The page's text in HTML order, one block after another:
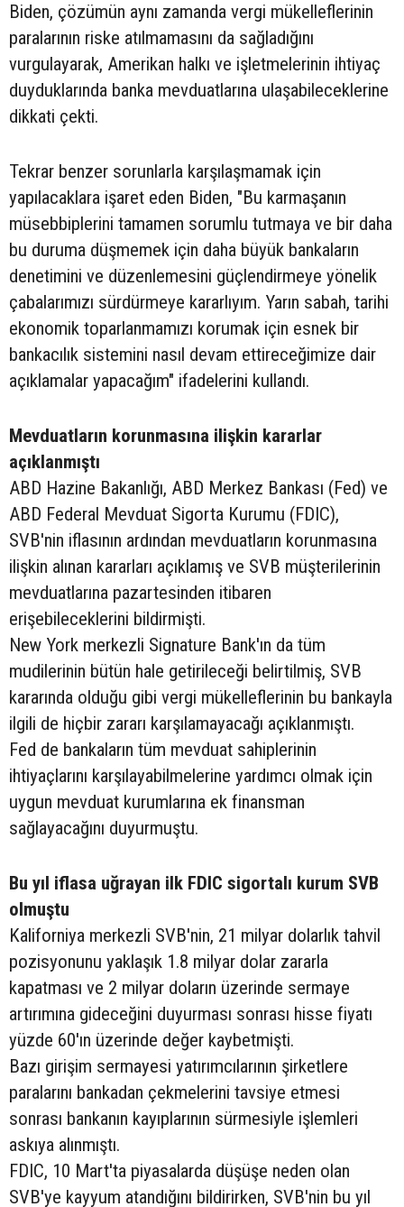
Biden, çözümün aynı zamanda vergi mükelleflerinin
paralarının riske atılmamasını da sağladığını
vurgulayarak, Amerikan halkı ve işletmelerinin ihtiyaç
duyduklarında banka mevduatlarına ulaşabileceklerine
dikkati çekti.
Tekrar benzer sorunlarla karşılaşmamak için
yapılacaklara işaret eden Biden, "Bu karmaşanın
müsebbiplerini tamamen sorumlu tutmaya ve bir daha
bu duruma düşmemek için daha büyük bankaların
denetimini ve düzenlemesini güçlendirmeye yönelik
çabalarımızı sürdürmeye kararlıyım. Yarın sabah, tarihi
ekonomik toparlanmamızı korumak için esnek bir
bankacılık sistemini nasıl devam ettireceğimize dair
açıklamalar yapacağım" ifadelerini kullandı.
Mevduatların korunmasına ilişkin kararlar
açıklanmıştı
ABD Hazine Bakanlığı, ABD Merkez Bankası (Fed) ve
ABD Federal Mevduat Sigorta Kurumu (FDIC),
SVB'nin iflasının ardından mevduatların korunmasına
ilişkin alınan kararları açıklamış ve SVB müşterilerinin
mevduatlarına pazartesinden itibaren
erişebileceklerini bildirmişti.
New York merkezli Signature Bank'ın da tüm
mudilerinin bütün hale getirileceği belirtilmiş, SVB
kararında olduğu gibi vergi mükelleflerinin bu bankayla
ilgili de hiçbir zararı karşılamayacağı açıklanmıştı.
Fed de bankaların tüm mevduat sahiplerinin
ihtiyaçlarını karşılayabilmelerine yardımcı olmak için
uygun mevduat kurumlarına ek finansman
sağlayacağını duyurmuştu.
Bu yıl iflasa uğrayan ilk FDIC sigortalı kurum SVB
olmuştu
Kaliforniya merkezli SVB'nin, 21 milyar dolarlık tahvil
pozisyonunu yaklaşık 1.8 milyar dolar zararla
kapatması ve 2 milyar doların üzerinde sermaye
artırımına gideceğini duyurması sonrası hisse fiyatı
yüzde 60'ın üzerinde değer kaybetmişti.
Bazı girişim sermayesi yatırımcılarının şirketlere
paralarını bankadan çekmelerini tavsiye etmesi
sonrası bankanın kayıplarının sürmesiyle işlemleri
askıya alınmıştı.
FDIC, 10 Mart'ta piyasalarda düşüşe neden olan
SVB'ye kayyum atandığını bildirirken, SVB'nin bu yıl